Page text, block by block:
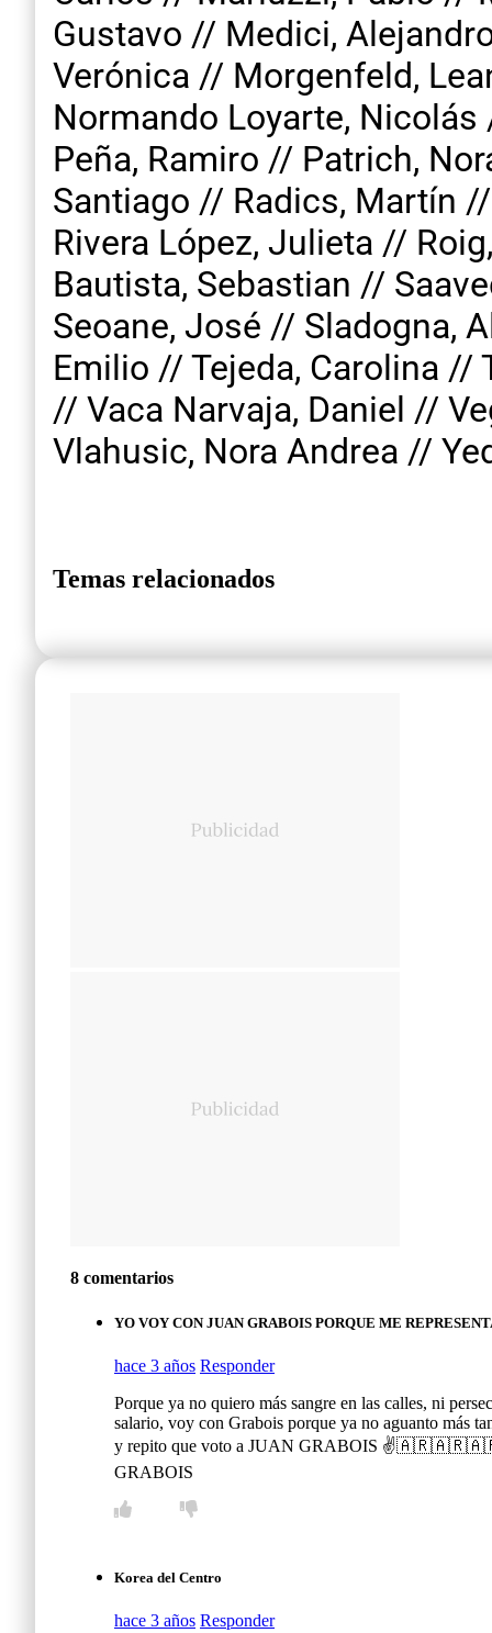
Gustavo // Medici,
Verónica // Morgenfeld,
Normando Loyarte,
Peña, Ramiro // Patrich,
Santiago // Radics, Martín
Rivera López, Julieta //
Bautista, Sebastian //
Seoane, José // Sladogna,
Emilio // Tejeda, Carolina
// Vaca Narvaja, Daniel //
Vlahusic, Nora Andrea //
Temas relacionados
8 comentarios
YO VOY CON JUAN GRABOIS PORQUE ME
hace 3 años Responder
Porque ya no quiero más sangre en las calles, ni
salario, voy con Grabois porque ya no aguanto más
y repito que voto a JUAN GRABOIS
GRABOIS
Korea del Centro
hace 3 años Responder